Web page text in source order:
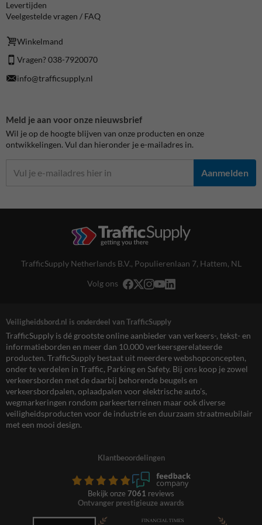
Levertijden
Veelgestelde vragen / FAQ
Winkelmand
Vragen? 038-7920070
info@trafficsupply.nl
Meld je aan voor onze nieuwsbrief
Wil je op de hoogte blijven van onze producten en onze
ontwikkelingen. Vul dan hieronder je e-mailadres in.
Aanmelden
TrafficSupply Netherlands B.V., Populierenlaan 7, Hattem, NL
Volg ons
Veiligheidsbord.nl is onderdeel van TrafficSupply
TrafficSupply is dé grootste online aanbieder van verkeers-, tekst- en
informatieborden en meer dan 10.000 verkeersgerelateerde
producten. TrafficSupply bestaat uit meerdere webshopconcepten,
onder te verdelen in Traffic, Parking en Safety. Bij ons koop je zowel
verkeersborden met de daarbij behorende beugels en
verkeersbordpalen, oplaadpalen voor elektrische auto’s,
wegmarkeringen rondom parkeerterreinen maar ook diverse
veiligheidsproducten voor de industrie en duurzaam straatmeubilair
met een mooi design.
Klantbeoordelingen
Bekijk onze 7061 reviews
Ontvanger prestigieuze awards